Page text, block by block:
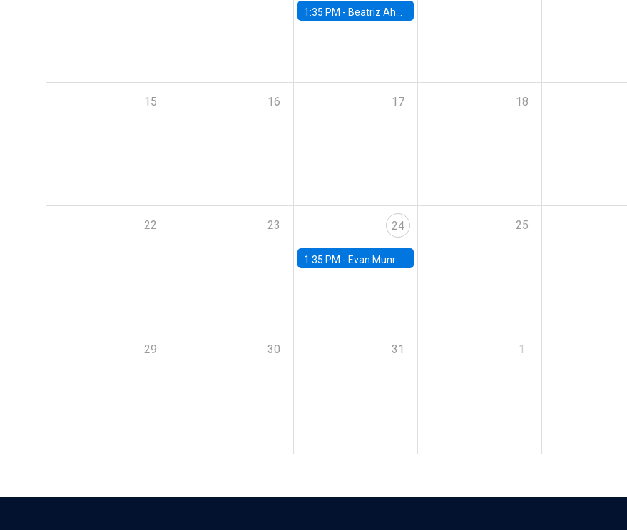
1:35 PM - Beatriz Ahumada, PhD candidate, Universidad de Pittsburgh
15 16 17 18
22 23 24
1:35 PM - Evan Munro, Neyman Visiting Assistant Professor in the Department of Statistics at UC Berkeley
25
29 30 31 1